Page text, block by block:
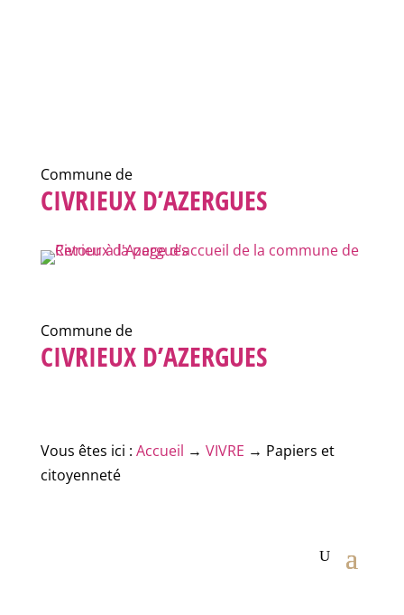
Commune de
CIVRIEUX D’AZERGUES
Commune de
CIVRIEUX D’AZERGUES
Vous êtes ici : Accueil → VIVRE → Papiers et
citoyenneté